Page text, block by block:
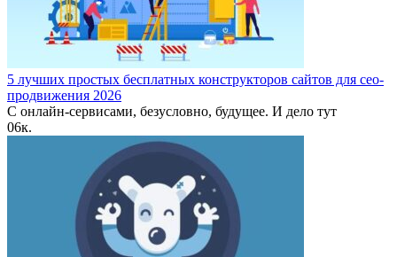
5 лучших простых бесплатных конструкторов сайтов для сео-
продвижения 2026
С онлайн-сервисами, безусловно, будущее. И дело тут
06к.